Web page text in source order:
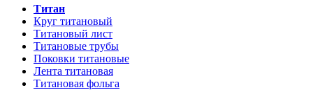
Титан
Круг титановый
Титановый лист
Титановые трубы
Поковки титановые
Лента титановая
Титановая фольга